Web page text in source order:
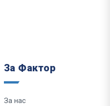
За Фактор
За нас